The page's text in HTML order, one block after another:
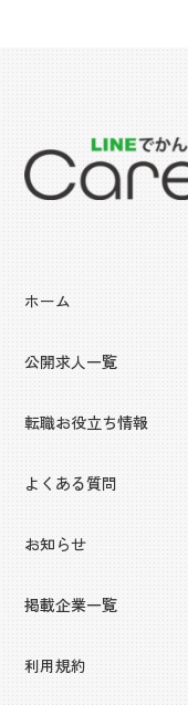
ホーム
公開求人一覧
転職お役立ち情報
よくある質問
お知らせ
掲載企業一覧
利用規約